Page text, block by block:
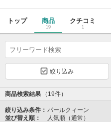
トップ 商品
19
クチコミ
1
絞り込み
商品検索結果 （19件）
絞り込み条件： パールクィーン
並び替え順：
人気順（通常）